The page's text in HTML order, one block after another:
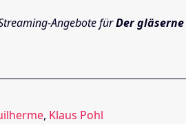
Angebote fürDer
, Klaus Pohl